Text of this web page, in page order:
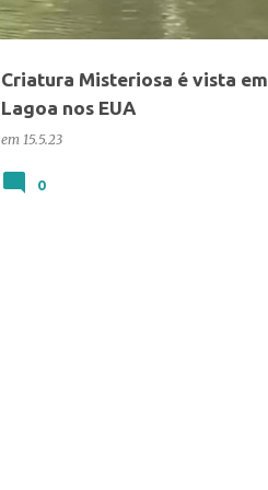
Criatura Misteriosa é vista em
Lagoa nos EUA
em 15.5.23
0